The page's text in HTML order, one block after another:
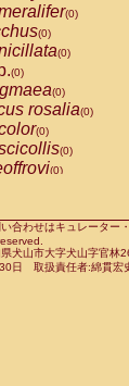
satanas(0)
(0)
agilis
hybrid
anubis(0)
cynocephalus
hamadryas(0)
(0)
(0)
(0)
(0)
(0)
rosalia(0)
(0)
(0)
(0)
(0)
(0)
(0)
合わせはキュレータ
犬山市大字犬山字官
日 取扱責任者:綿貫宏